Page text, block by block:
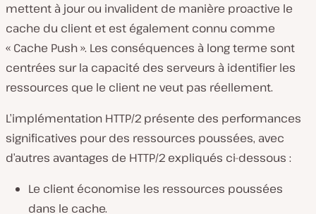
mettent à jour ou invalident de manière proactive le
cache du client et est également connu comme
« Cache Push ». Les conséquences à long terme sont
centrées sur la capacité des serveurs à identifier les
ressources que le client ne veut pas réellement.
L’implémentation HTTP/2 présente des performances
significatives pour des ressources poussées, avec
d’autres avantages de HTTP/2 expliqués ci-dessous :
Le client économise les ressources poussées
dans le cache.